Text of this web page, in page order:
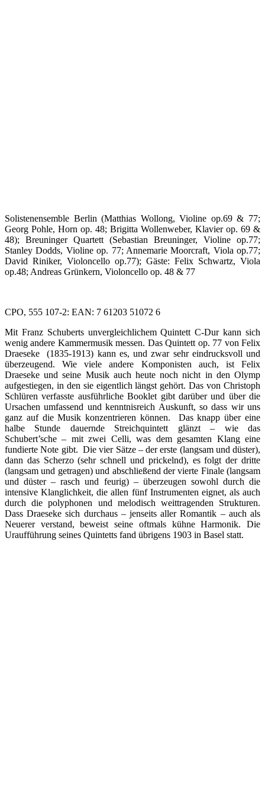
Solistenensemble Berlin (Matthias Wollong, Violine op.69 & 77;
Georg Pohle, Horn op. 48; Brigitta Wollenweber, Klavier op. 69 &
48); Breuninger Quartett (Sebastian Breuninger, Violine op.77;
Stanley Dodds, Violine op. 77; Annemarie Moorcraft, Viola op.77;
David Riniker, Violoncello op.77); Gäste: Felix Schwartz, Viola
op.48; Andreas Grünkern, Violoncello op. 48 & 77
CPO, 555 107-2: EAN: 7 61203 51072 6
Mit Franz Schuberts unvergleichlichem Quintett C-Dur kann sich
wenig andere Kammermusik messen. Das Quintett op. 77 von Felix
Draeseke (1835-1913) kann es, und zwar sehr eindrucksvoll und
überzeugend. Wie viele andere Komponisten auch, ist Felix
Draeseke und seine Musik auch heute noch nicht in den Olymp
aufgestiegen, in den sie eigentlich längst gehört. Das von Christoph
Schlüren verfasste ausführliche Booklet gibt darüber und über die
Ursachen umfassend und kenntnisreich Auskunft, so dass wir uns
ganz auf die Musik konzentrieren können. Das knapp über eine
halbe Stunde dauernde Streichquintett glänzt – wie das
Schubert’sche – mit zwei Celli, was dem gesamten Klang eine
fundierte Note gibt. Die vier Sätze – der erste (langsam und düster),
dann das Scherzo (sehr schnell und prickelnd), es folgt der dritte
(langsam und getragen) und abschließend der vierte Finale (langsam
und düster – rasch und feurig) – überzeugen sowohl durch die
intensive Klanglichkeit, die allen fünf Instrumenten eignet, als auch
durch die polyphonen und melodisch weittragenden Strukturen.
Dass Draeseke sich durchaus – jenseits aller Romantik – auch als
Neuerer verstand, beweist seine oftmals kühne Harmonik. Die
Uraufführung seines Quintetts fand übrigens 1903 in Basel statt.